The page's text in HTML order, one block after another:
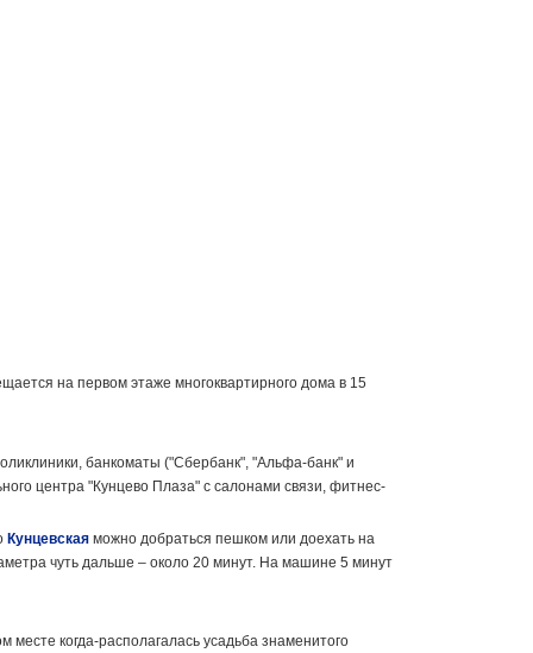
на первом этаже многоквартирного дома в 15
банкоматы ("Сбербанк", "Альфа-банк" и
центра "Кунцево Плаза" с салонами связи, фитнес-
Кунцевская можно добраться пешком или доехать на
чуть дальше – около 20 минут. На машине 5 минут
месте когда-располагалась усадьба знаменитого